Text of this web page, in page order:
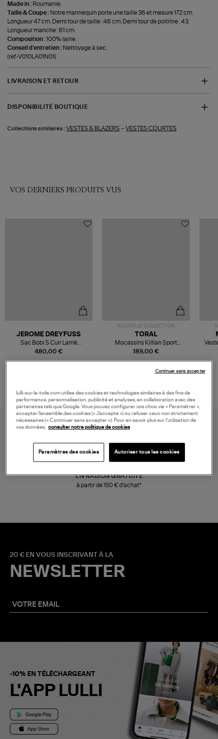
Made in : Roumanie.
Taille & Coupe : Notre mannequin porte une taille 36 et mesure 172 cm.
Longueur 47 cm. Demi tour de taille : 46 cm. Demi tour de poitrine : 43.
Longueur manche : 61 cm.
Composition :100% laine.
Conseil d'entretien : Nettoyage à sec.
(ref-V010LA01N01)
LIVRAISON ET RETOUR
DISPONIBILITÉ BOUTIQUE
Collections similaires : VESTES & BLAZERS -VESTES COURTES
VOS DERNIERS PRODUITS VUS
480,00 €
JEROME DREYFUSS
Sac Bobi S Cuir Lamé
Champagne
NOUVELLE COLLECTION
189,00 €
TORAL
Mocassins Killian Sport
Mousse
LIVRAISON GRATUITE
à partir de 150 € d'achat*
20 € EN VOUS INSCRIVANT À LA
NEWSLETTER
-10% EN TÉLÉCHARGEANT
L'APP LULLI
lulli-sur-la-toile.com utilise des cookies et technologies similaires à des fins de
performance, personnalisation, publicité et analyses, en collaboration avec des
partenaires tels que Google. Vous pouvez configurer vos choix via « Paramétrer »,
accepter l’ensemble des cookies (« J’accepte ») ou refuser ceux non strictement
nécessaires (« Continuer sans accepter »). Pour en savoir plus sur l’utilisation de
vos données,
consulter notre politique de cookies
Paramètres des cookies Autoriser tous les cookies
Continuer sans accepter